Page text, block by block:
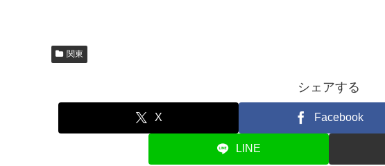
関東
シェアする
X Facebook
LINE